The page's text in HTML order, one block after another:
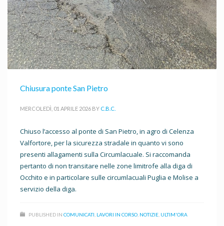
Chiusura ponte San Pietro
MERCOLEDÌ, 01 APRILE 2026 BY C.B.C.
Chiuso l’accesso al ponte di San Pietro, in agro di Celenza
Valfortore, per la sicurezza stradale in quanto vi sono
presenti allagamenti sulla Circumlacuale. Si raccomanda
pertanto di non transitare nelle zone limitrofe alla diga di
Occhito e in particolare sulle circumlacuali Puglia e Molise a
servizio della diga.
PUBLISHED IN COMUNICATI LAVORI IN CORSO NOTIZIE ULTIM'ORA